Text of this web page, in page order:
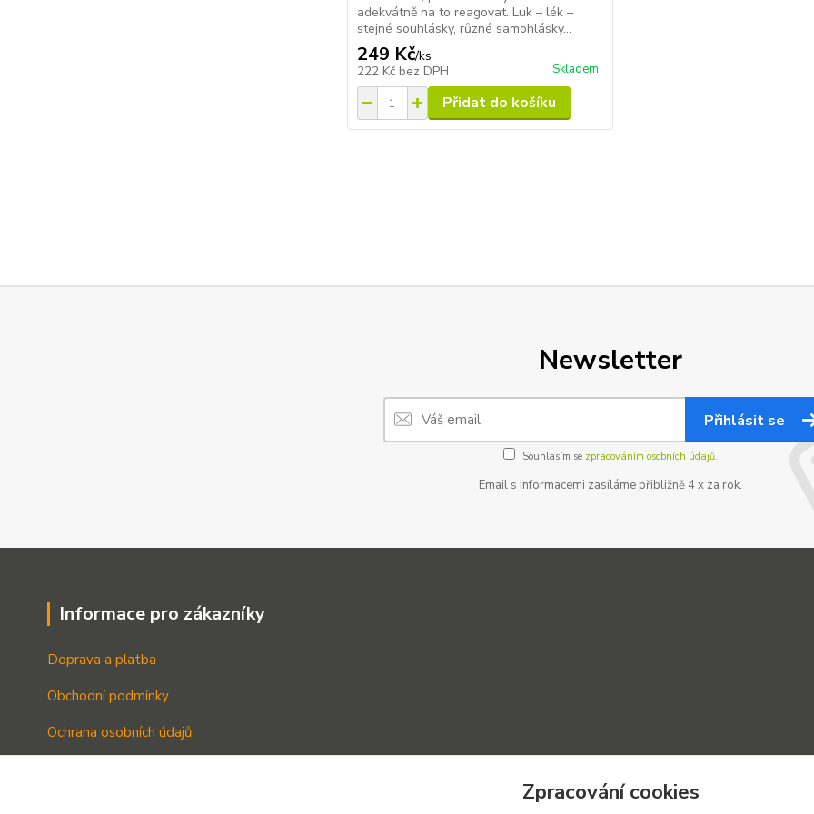
adekvátně na to reagovat. Luk – lék –
stejné souhlásky, různé samohlásky...
249 Kč/ks
222 Kč bez DPH Skladem
Přidat do košíku
Newsletter
Přihlásit se
Souhlasím se zpracováním osobních údajů.
Email s informacemi zasíláme přibližně 4 x za rok.
Informace pro zákazníky
Doprava a platba
Obchodní podmínky
Ochrana osobních údajů
Zpracování cookies